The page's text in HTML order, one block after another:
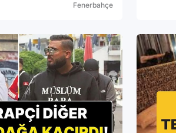
Fenerbahçe